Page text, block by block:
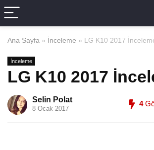
Ana Sayfa » İnceleme » LG K10 2017
İnceleme
LG K10 2017
Selin Polat
8 Ocak 2017
4